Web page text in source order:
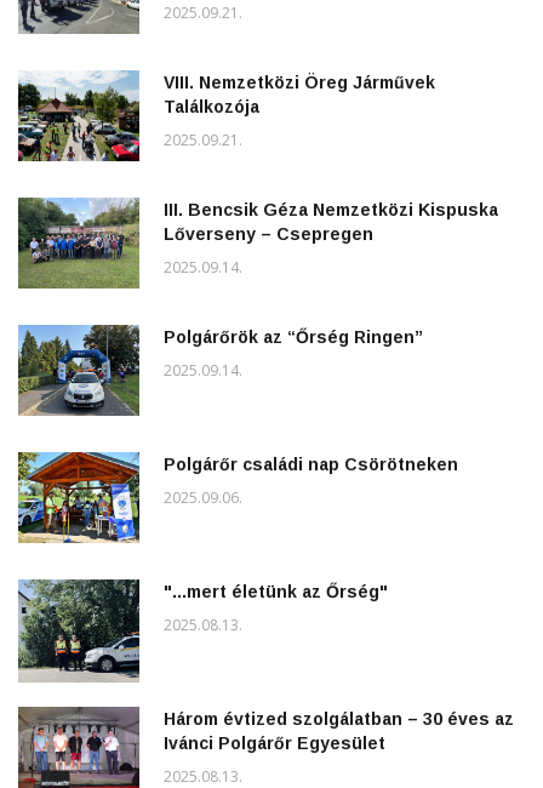
2025.09.21.
VIII. Nemzetközi Öreg Járművek
Találkozója
2025.09.21.
III. Bencsik Géza Nemzetközi Kispuska
Lőverseny – Csepregen
2025.09.14.
Polgárőrök az “Őrség Ringen”
2025.09.14.
Polgárőr családi nap Csörötneken
2025.09.06.
"...mert életünk az Őrség"
2025.08.13.
Három évtized szolgálatban – 30 éves az
Ivánci Polgárőr Egyesület
2025.08.13.